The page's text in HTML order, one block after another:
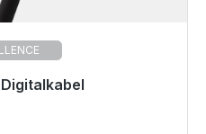
Lieferzeit 48h*